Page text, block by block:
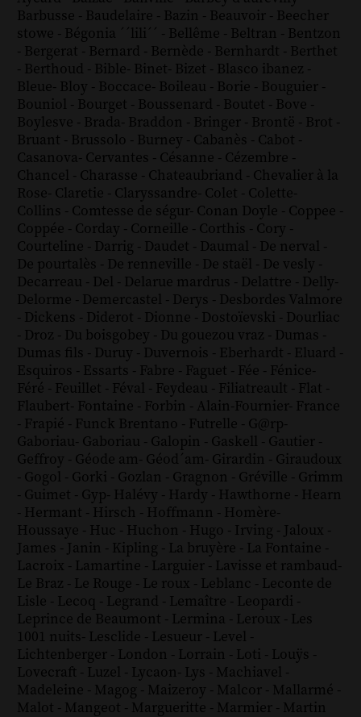
Barbusse - Baudelaire - Bazin - Beauvoir - Beecher
stowe - Bégonia ´´lili´´ - Bellême - Beltran - Bentzon
- Bergerat - Bernard - Bernède - Bernhardt - Berthet
- Berthoud - Bible- Binet- Bizet - Blasco ibanez -
Bleue- Bloy - Boccace- Boileau - Borie - Bouguier -
Bouniol - Bourget - Boussenard - Boutet - Bove -
Boylesve - Brada- Braddon - Bringer - Brontë - Brot -
Bruant - Brussolo - Burney - Cabanès - Cabot -
Casanova- Cervantes - Césanne - Cézembre -
Chancel - Charasse - Chateaubriand - Chevalier à la
Rose- Claretie - Claryssandre- Colet - Colette-
Collins - Comtesse de ségur- Conan Doyle - Coppee -
Coppée - Corday - Corneille - Corthis - Cory -
Courteline - Darrig - Daudet - Daumal - De nerval -
De pourtalès - De renneville - De staël - De vesly -
Decarreau - Del - Delarue mardrus - Delattre - Delly-
Delorme - Demercastel - Derys - Desbordes Valmore
- Dickens - Diderot - Dionne - Dostoïevski - Dourliac
- Droz - Du boisgobey - Du gouezou vraz - Dumas -
Dumas fils - Duruy - Duvernois - Eberhardt - Eluard -
Esquiros - Essarts - Fabre - Faguet - Fée - Fénice-
Féré - Feuillet - Féval - Feydeau - Filiatreault - Flat -
Flaubert- Fontaine - Forbin - Alain-Fournier- France
- Frapié - Funck Brentano - Futrelle - G@rp-
Gaboriau- Gaboriau - Galopin - Gaskell - Gautier -
Geffroy - Géode am- Géod´am- Girardin - Giraudoux
- Gogol - Gorki - Gozlan - Gragnon - Gréville - Grimm
- Guimet - Gyp- Halévy - Hardy - Hawthorne - Hearn
- Hermant - Hirsch - Hoffmann - Homère-
Houssaye - Huc - Huchon - Hugo - Irving - Jaloux -
James - Janin - Kipling - La bruyère - La Fontaine -
Lacroix - Lamartine - Larguier - Lavisse et rambaud-
Le Braz - Le Rouge - Le roux - Leblanc - Leconte de
Lisle - Lecoq - Legrand - Lemaître - Leopardi -
Leprince de Beaumont - Lermina - Leroux - Les
1001 nuits- Lesclide - Lesueur - Level -
Lichtenberger - London - Lorrain - Loti - Louÿs -
Lovecraft - Luzel - Lycaon- Lys - Machiavel -
Madeleine - Magog - Maizeroy - Malcor - Mallarmé -
Malot - Mangeot - Margueritte - Marmier - Martin